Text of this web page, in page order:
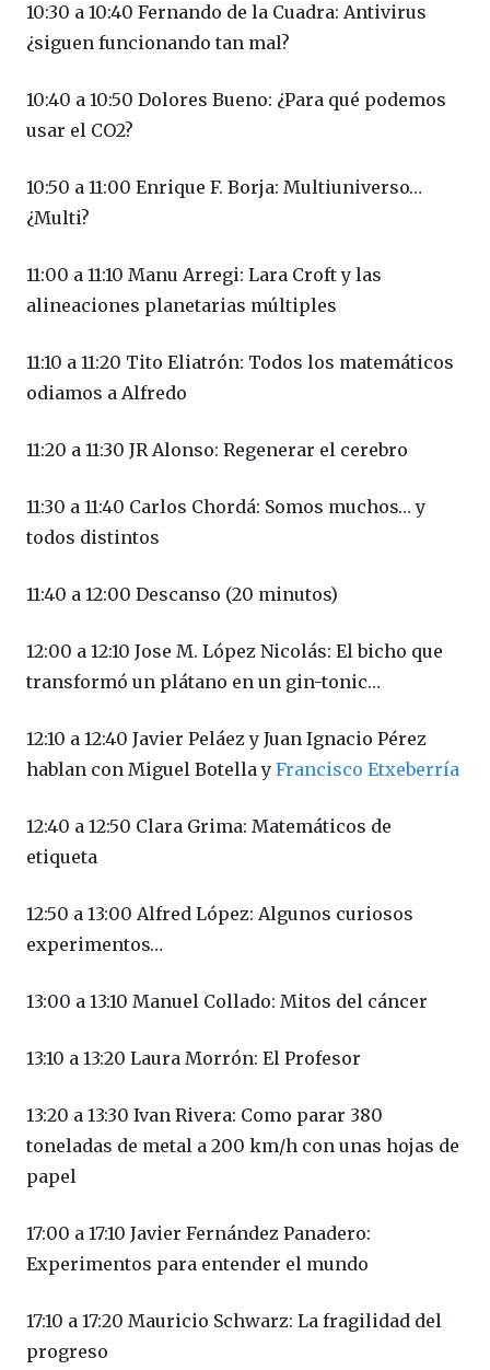
10:30 a 10:40 Fernando de la Cuadra: Antivirus
¿siguen funcionando tan mal?
10:40 a 10:50 Dolores Bueno: ¿Para qué podemos
usar el CO2?
10:50 a 11:00 Enrique F. Borja: Multiuniverso…
¿Multi?
11:00 a 11:10 Manu Arregi: Lara Croft y las
alineaciones planetarias múltiples
11:10 a 11:20 Tito Eliatrón: Todos los matemáticos
odiamos a Alfredo
11:20 a 11:30 JR Alonso: Regenerar el cerebro
11:30 a 11:40 Carlos Chordá: Somos muchos… y
todos distintos
11:40 a 12:00 Descanso (20 minutos)
12:00 a 12:10 Jose M. López Nicolás: El bicho que
transformó un plátano en un gin-tonic…
12:10 a 12:40 Javier Peláez y Juan Ignacio Pérez
hablan con Miguel Botella y Francisco Etxeberría
12:40 a 12:50 Clara Grima: Matemáticos de
etiqueta
12:50 a 13:00 Alfred López: Algunos curiosos
experimentos…
13:00 a 13:10 Manuel Collado: Mitos del cáncer
13:10 a 13:20 Laura Morrón: El Profesor
13:20 a 13:30 Ivan Rivera: Como parar 380
toneladas de metal a 200 km/h con unas hojas de
papel
17:00 a 17:10 Javier Fernández Panadero:
Experimentos para entender el mundo
17:10 a 17:20 Mauricio Schwarz: La fragilidad del
progreso